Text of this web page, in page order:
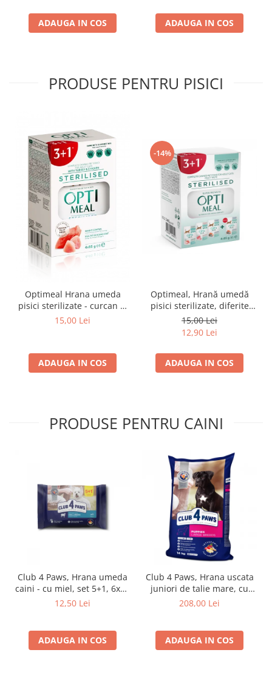
ADAUGA IN COS ADAUGA IN COS
PRODUSE PENTRU PISICI
Optimeal Hrana umeda
pisici sterilizate - curcan si
pui in sos, set 3+1,
15,00 Lei
ADAUGA IN COS
-14%
Optimeal, Hrană umedă
pisici sterilizate, diferite
arome, (3+1), 0.34kg
15,00 Lei
12,90 Lei
ADAUGA IN COS
PRODUSE PENTRU CAINI
Club 4 Paws, Hrana umeda
caini - cu miel, set 5+1, 6x80
g
12,50 Lei
ADAUGA IN COS
Club 4 Paws, Hrana uscata
juniori de talie mare, cu
pui, 14kg
208,00 Lei
ADAUGA IN COS